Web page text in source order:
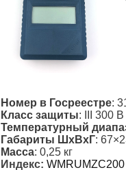
Номер в Госреестре:
Класс защиты: III 300
Температурный
Габариты ШxВxГ:
Масса: 0,25 кг
Индекс: WMRUMZC200